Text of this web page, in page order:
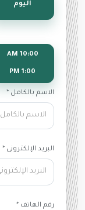
اليوم
10:00 AM
1:00 PM
الاسم بالكامل *
البريد الإلكترونى *
رقم الهاتف *